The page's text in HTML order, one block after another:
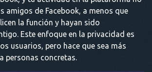
amigos de Facebook, a menos que
la función y hayan sido
Este enfoque en la privacidad es
usuarios, pero hace que sea más
personas concretas.